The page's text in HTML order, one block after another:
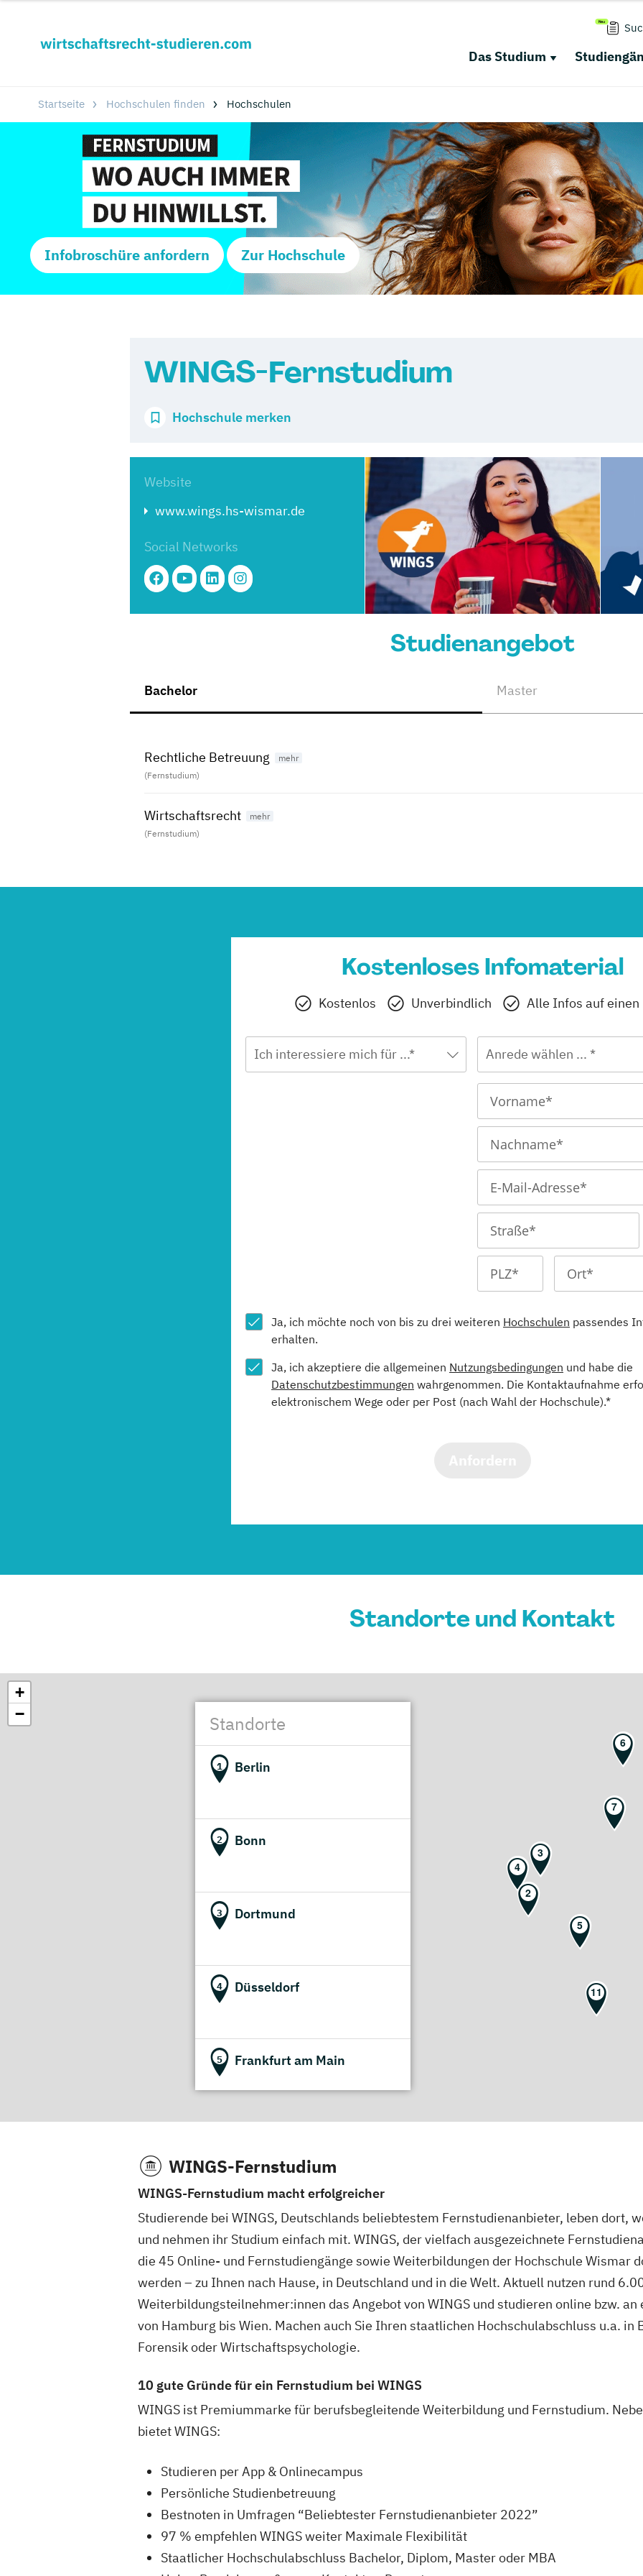
Das Studium
Startseite Hochschulen finden Hochschulen
Infobroschüre anfordern Zur Hochschule
WINGS-Fernstudium
Hochschule merken
Website
www.wings.hs-wismar.de
Social Networks
Studienangebot
Bachelor Master
Rechtliche Betreuung
(Fernstudium)
Wirtschaftsrecht
(Fernstudium)
Kostenloses Infomaterial
Kostenlos Unverbindlich Alle Infos auf einen
Ich interessiere mich für ...* Anrede wählen ... *
Ja, ich möchte noch von bis zu drei weiteren Hochschulen passendes
erhalten.
Ja, ich akzeptiere die allgemeinen Nutzungsbedingungen und habe die
Datenschutzbestimmungen wahrgenommen. Die Kontaktaufnahme
elektronischem Wege oder per Post (nach Wahl der Hochschule).*
Standorte und Kontakt
Standorte
1 Berlin
2 Bonn
3 Dortmund
4 Düsseldorf
5 Frankfurt am Main
8 Leipzig
9 München
10
11 Stuttgart
2
3
4
5
6
7
11
+
−
WINGS-Fernstudium
WINGS-Fernstudium macht erfolgreicher
Studierende bei WINGS, Deutschlands beliebtestem Fernstudienanbieter, leben dort,
und nehmen ihr Studium einfach mit. WINGS, der vielfach ausgezeichnete
die 45 Online- und Fernstudiengänge sowie Weiterbildungen der Hochschule Wismar
werden – zu Ihnen nach Hause, in Deutschland und in die Welt. Aktuell nutzen rund
Weiterbildungsteilnehmer:innen das Angebot von WINGS und studieren online bzw.
von Hamburg bis Wien. Machen auch Sie Ihren staatlichen Hochschulabschluss u.a. in
Forensik oder Wirtschaftspsychologie.
10 gute Gründe für ein Fernstudium bei WINGS
WINGS ist Premiummarke für berufsbegleitende Weiterbildung und Fernstudium.
bietet WINGS:
Studieren per App & Onlinecampus
Persönliche Studienbetreuung
Bestnoten in Umfragen “Beliebtester Fernstudienanbieter 2022”
97 % empfehlen WINGS weiter Maximale Flexibilität
Staatlicher Hochschulabschluss Bachelor, Diplom, Master oder MBA